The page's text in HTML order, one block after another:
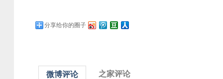
分享给你的圈子
微博评论 之家评论